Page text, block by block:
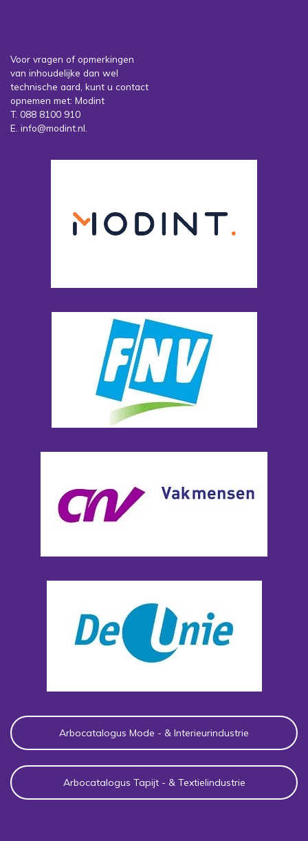
Voor vragen of opmerkingen
van inhoudelijke dan wel
technische aard, kunt u contact
opnemen met: Modint
T. 088 8100 910
E. info@modint.nl.
Arbocatalogus Mode - & Interieurindustrie
Arbocatalogus Tapijt - & Textielindustrie